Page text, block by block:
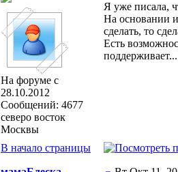
На форуме с
28.10.2012
Сообщений: 4677
северо восток
Москвы
Я уже писала,
На основании
сделать, то
Есть
поддерживает...
В начало страницы